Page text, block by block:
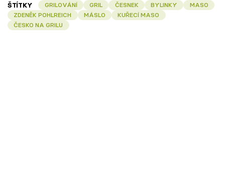
ŠTÍTKY GRILOVÁNÍ GRIL ČESNEK BYLINKY
MASO
ZDENĚK POHLREICH
MÁSLO
KUŘECÍ MASO
ČESKO NA GRILU